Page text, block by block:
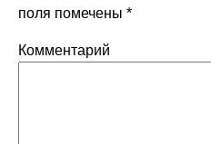
поля помечены *
Комментарий